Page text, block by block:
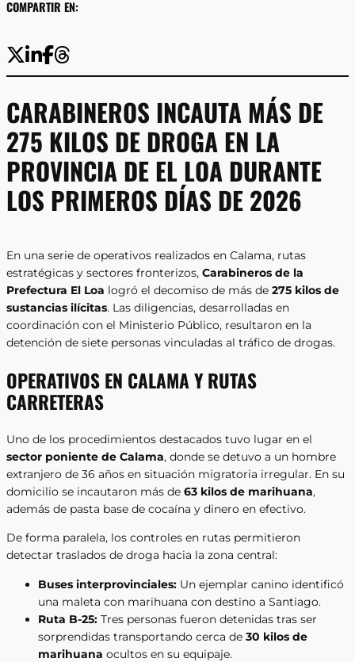
COMPARTIR EN:
CARABINEROS INCAUTA MÁS DE
275 KILOS DE DROGA EN LA
PROVINCIA DE EL LOA DURANTE
LOS PRIMEROS DÍAS DE 2026
En una serie de operativos realizados en Calama, rutas
estratégicas y sectores fronterizos, Carabineros de la
Prefectura El Loa logró el decomiso de más de 275 kilos de
sustancias ilícitas. Las diligencias, desarrolladas en
coordinación con el Ministerio Público, resultaron en la
detención de siete personas vinculadas al tráfico de drogas.
OPERATIVOS EN CALAMA Y RUTAS
CARRETERAS
Uno de los procedimientos destacados tuvo lugar en el
sector poniente de Calama, donde se detuvo a un hombre
extranjero de 36 años en situación migratoria irregular. En su
domicilio se incautaron más de 63 kilos de marihuana,
además de pasta base de cocaína y dinero en efectivo.
De forma paralela, los controles en rutas permitieron
detectar traslados de droga hacia la zona central:
Buses interprovinciales: Un ejemplar canino identificó
una maleta con marihuana con destino a Santiago.
Ruta B-25: Tres personas fueron detenidas tras ser
sorprendidas transportando cerca de 30 kilos de
marihuana ocultos en su equipaje.